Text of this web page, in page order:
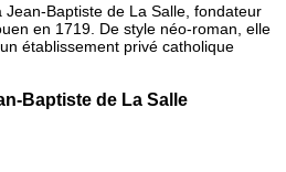
Baptiste de La Salle, fondateur
en 1719. De style néo-roman, elle
établissement privé catholique
Baptiste de La Salle